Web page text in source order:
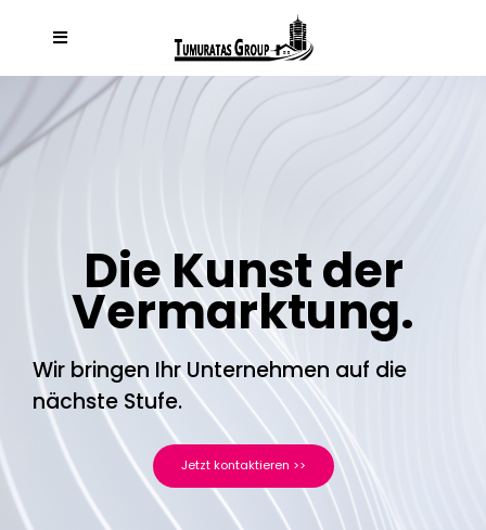
Die Kunst der
Vermarktung.
Wir bringen Ihr Unternehmen auf die
nächste Stufe.
Jetzt kontaktieren >>